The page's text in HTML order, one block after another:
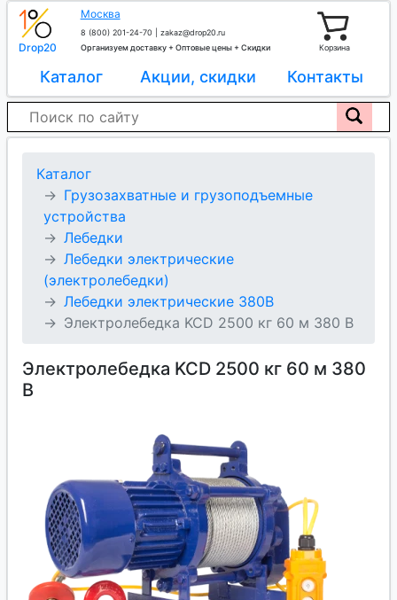
Drop20
Москва
8 (800) 201-24-70
zakaz@drop20.ru
Организуем доставку + Оптовые цены + Скидки
Корзина
Каталог Акции, скидки Контакты
Каталог
Грузозахватные и грузоподъемные
устройства
Лебедки
Лебедки электрические
(электролебедки)
Лебедки электрические 380В
Электролебедка KCD 2500 кг 60 м 380 В
Электролебедка KCD 2500 кг 60 м 380
В